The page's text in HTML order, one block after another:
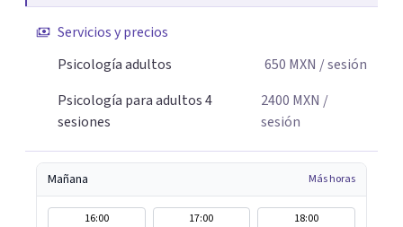
Servicios y precios
Psicología adultos
650 MXN / sesión
Psicología para adultos 4
sesiones
2400 MXN /
sesión
Mañana Más horas
16:00 17:00
18:00